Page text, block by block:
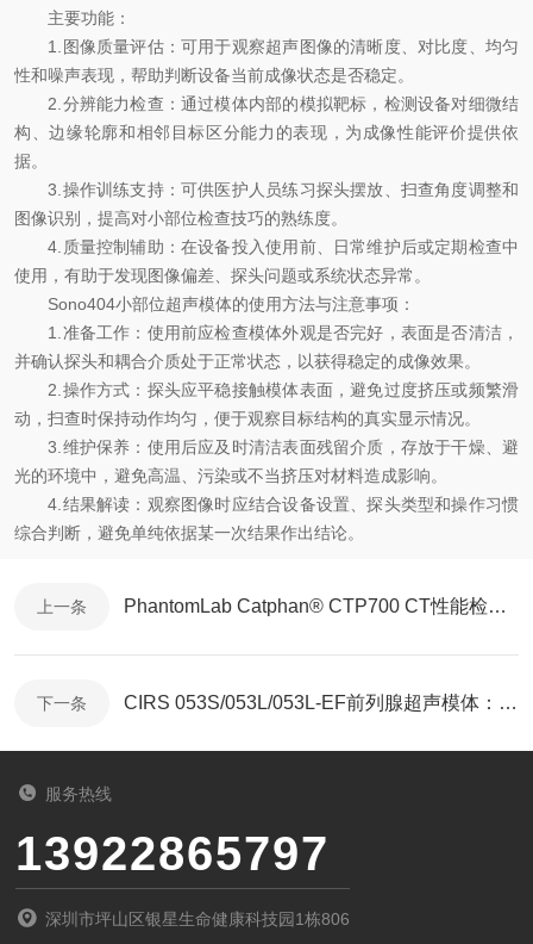
主要功能：
1.图像质量评估：可用于观察超声图像的清晰度、对比度、均匀
性和噪声表现，帮助判断设备当前成像状态是否稳定。
2.分辨能力检查：通过模体内部的模拟靶标，检测设备对细微结
构、边缘轮廓和相邻目标区分能力的表现，为成像性能评价提供依
据。
3.操作训练支持：可供医护人员练习探头摆放、扫查角度调整和
图像识别，提高对小部位检查技巧的熟练度。
4.质量控制辅助：在设备投入使用前、日常维护后或定期检查中
使用，有助于发现图像偏差、探头问题或系统状态异常。
Sono404小部位超声模体的使用方法与注意事项：
1.准备工作：使用前应检查模体外观是否完好，表面是否清洁，
并确认探头和耦合介质处于正常状态，以获得稳定的成像效果。
2.操作方式：探头应平稳接触模体表面，避免过度挤压或频繁滑
动，扫查时保持动作均匀，便于观察目标结构的真实显示情况。
3.维护保养：使用后应及时清洁表面残留介质，存放于干燥、避
光的环境中，避免高温、污染或不当挤压对材料造成影响。
4.结果解读：观察图像时应结合设备设置、探头类型和操作习惯
综合判断，避免单纯依据某一次结果作出结论。
上一条 PhantomLab Catphan® CTP700 CT性能检测模体
下一条 CIRS 053S/053L/053L-EF前列腺超声模体：多模态介入手术质控与实训标准体模
服务热线
13922865797
深圳市坪山区银星生命健康科技园1栋806